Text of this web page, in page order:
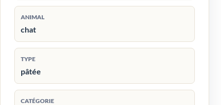
ANIMAL
chat
TYPE
pâtée
CATÉGORIE